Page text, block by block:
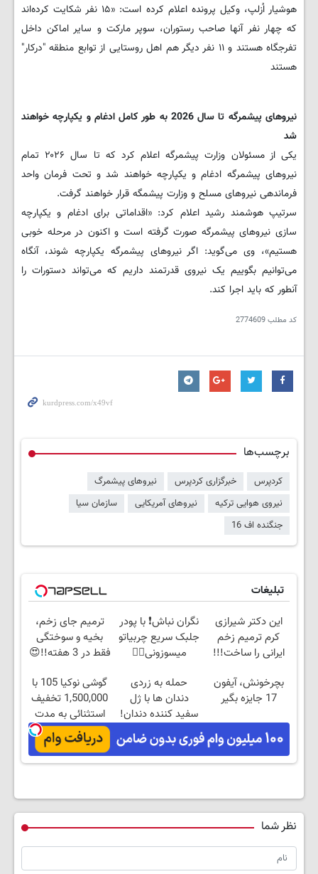
هوشیار اُزلپ، وکیل پرونده اعلام کرده است: «۱۵ نفر شکایت کرده‌اند
که چهار نفر آنها صاحب رستوران، سوپر مارکت و سایر اماکن داخل
تفرجگاه هستند و ۱۱ نفر دیگر هم اهل روستایی از توابع منطقه "درکار"
هستند
نیروهای پیشمرگه تا سال 2026 به طور کامل ادغام و یکپارچه خواهند
شد
یکی از مسئولان وزارت پیشمرگه اعلام کرد که تا سال ۲۰۲۶ تمام
نیروهای پیشمرگه ادغام و یکپارچه خواهند شد و تحت فرمان واحد
فرماندهی نیروهای مسلح و وزارت پیشمگه قرار خواهند گرفت.
سرتیپ هوشمند رشید اعلام کرد: «اقداماتی برای ادغام و یکپارچه
سازی نیروهای پیشمرگه صورت گرفته است و اکنون در مرحله خوبی
هستیم»، وی می‌گوید: اگر نیروهای پیشمرگه یکپارچە شوند، آنگاه
می‌توانیم بگوییم یک نیروی قدرتمند داریم که می‌تواند دستورات را
آنطور که باید اجرا کند.
کد مطلب2774609
برچسب‌ها
کردپرس خبرگزاری کردپرس
نیروهای پیشمرگ
نیروی هوایی ترکیه
نیروهای آمریکایی
سازمان سیا
جنگنده اف 16
تبلیغات
این دکتر شیرازی
کرم ترمیم زخم
ایرانی را ساخت!!!
نگران نباش❗ با پودر
جلبک سریع چربیاتو
میسوزونی👌🏻
ترمیم جای زخم،
بخیه و سوختگی
فقط در 3 هفته!!😍
بچرخونش، آیفون
17 جایزه بگیر
حمله به زردی
دندان ها با ژل
سفید کننده دندان!
گوشی نوکیا 105 با
1,500,000 تخفیف
استثنائی به مدت
محدود🔥
نظر شما